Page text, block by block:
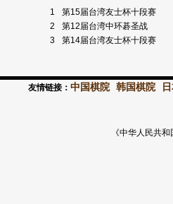
1 第15届台湾友士杯十段赛
2
第12届台湾中环碁圣战
3
第14届台湾友士杯十段赛
友情链接： 中国棋院 韩国棋院
《中华人民共